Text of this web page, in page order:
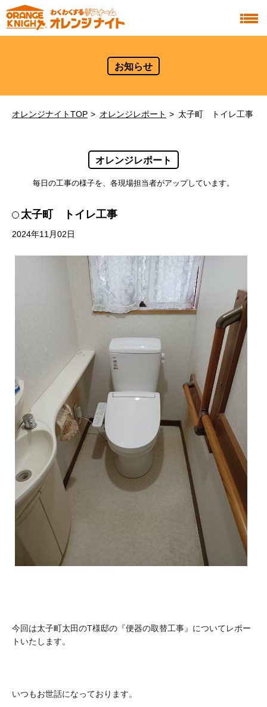
お知らせ
オレンジナイトTOP オレンジレポート 太子町 トイレ工事
オレンジレポート
毎日の工事の様子を、各現場担当者がアップしています。
太子町 トイレ工事
2024年11月02日
今回は太子町太田のT様邸の『便器の取替工事』についてレポー
トいたします。
いつもお世話になっております。